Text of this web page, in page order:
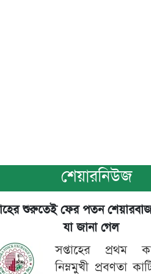
শেয়ারনিউজ
শুরুতেই ফের পতন
যা জানা গেল
সপ্তাহের প্রথম
নিম্নমুখী প্রবণতা